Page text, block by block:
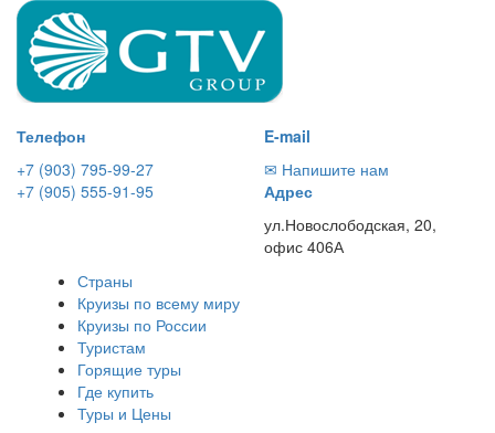
Телефон
+7 (903) 795-99-27
+7 (905) 555-91-95
E-mail
✉ Напишите нам
Адрес
ул.Новослободская, 20,
офис 406А
Страны
Круизы по всему миру
Круизы по России
Туристам
Горящие туры
Где купить
Туры и Цены